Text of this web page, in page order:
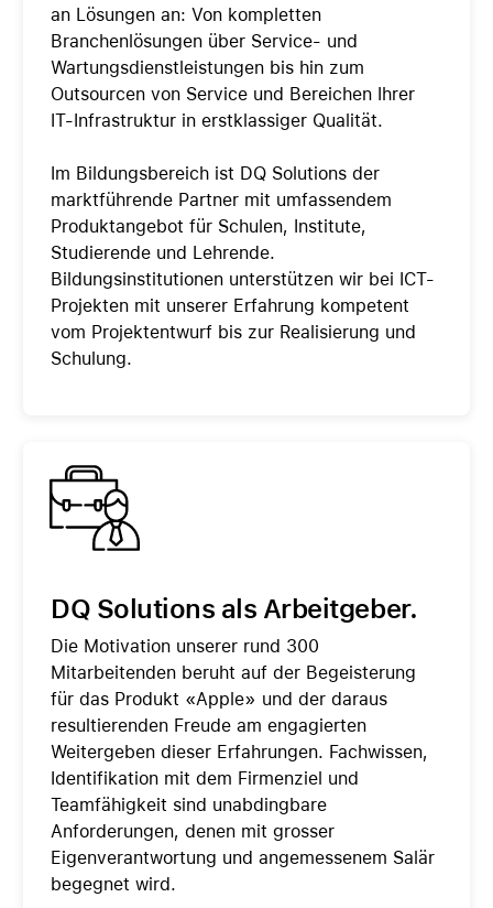
an Lösungen an: Von kompletten
Branchenlösungen über Service- und
Wartungsdienstleistungen bis hin zum
Outsourcen von Service und Bereichen Ihrer
IT-Infrastruktur in erstklassiger Qualität.
Im Bildungsbereich ist DQ Solutions der
marktführende Partner mit umfassendem
Produktangebot für Schulen, Institute,
Studierende und Lehrende.
Bildungsinstitutionen unterstützen wir bei ICT-
Projekten mit unserer Erfahrung kompetent
vom Projektentwurf bis zur Realisierung und
Schulung.
DQ Solutions als Arbeitgeber.
Die Motivation unserer rund 300
Mitarbeitenden beruht auf der Begeisterung
für das Produkt «Apple» und der daraus
resultierenden Freude am engagierten
Weitergeben dieser Erfahrungen. Fachwissen,
Identifikation mit dem Firmenziel und
Teamfähigkeit sind unabdingbare
Anforderungen, denen mit grosser
Eigenverantwortung und angemessenem Salär
begegnet wird.